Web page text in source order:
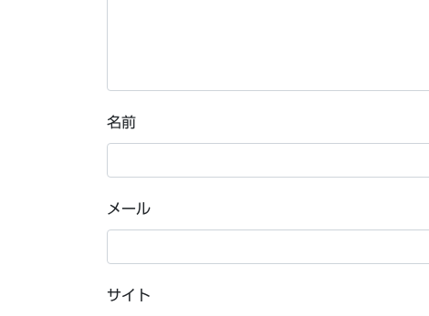
名前
メール
サイト